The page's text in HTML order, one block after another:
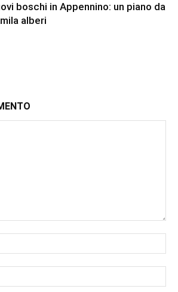
boschi in Appennino: un piano da
alberi